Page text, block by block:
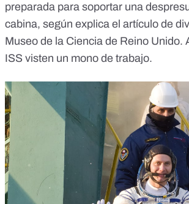
preparada para soportar una
cabina, según explica el artículo de
Museo de la Ciencia de Reino Unido.
ISS visten un mono de trabajo.